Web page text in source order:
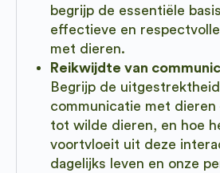
begrijp de essentiële
effectieve en
met dieren.
Reikwijdte van
Begrijp de
communicatie met dieren
tot wilde dieren, en hoe
voortvloeit uit deze
dagelijks leven en onze